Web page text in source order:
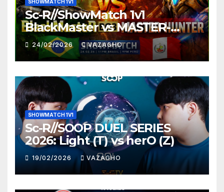
SHOWMATCH 1V1
Sc-R//ShowMatch 1v1
BlackMaster vs MASTER-
HUNTER
24/02/2026 VAZAGHO
SHOWMATCH 1V1
Sc-R//SOOP DUEL SERIES
2026: Light (T) vs herO (Z)
19/02/2026 VAZAGHO